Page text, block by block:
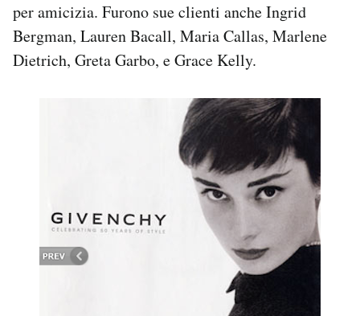
per amicizia. Furono sue clienti anche Ingrid
Bergman, Lauren Bacall, Maria Callas, Marlene
Dietrich, Greta Garbo, e Grace Kelly.